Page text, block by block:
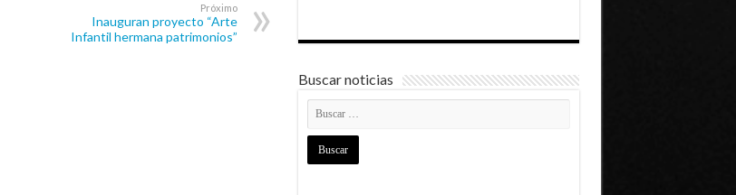
Próximo
Inauguran proyecto “Arte
Infantil hermana patrimonios”
Buscar noticias